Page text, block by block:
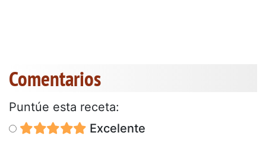
Comentarios
Puntúe esta receta:
Excelente